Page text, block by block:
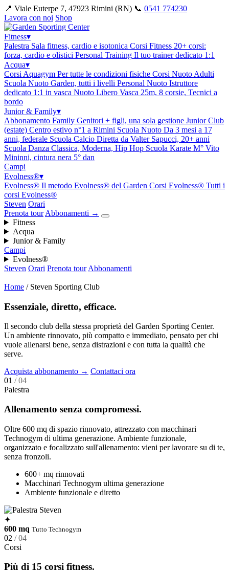
📍 Viale Euterpe 7, 47923 Rimini (RN) 📞 0541 774230
Lavora con noi Shop
Fitness▾
Palestra Sala fitness, cardio e isotonica Corsi Fitness 20+ corsi:
forza, cardio e olistici Personal Training Il tuo trainer dedicato 1:1
Acqua▾
Corsi Aquagym Per tutte le condizioni fisiche Corsi Nuoto Adulti
Scuola Nuoto Garden, tutti i livelli Personal Nuoto Istruttore
dedicato 1:1 in vasca Nuoto Libero Vasca 25m, 8 corsie, Tecnici a
bordo
Junior & Family▾
Abbonamento Family Genitori + figli, una sola gestione Junior Club
(estate) Centro estivo n°1 a Rimini Scuola Nuoto Da 3 mesi a 17
anni, federale Scuola Calcio Diretta da Valter Sapucci, 20+ anni
Scuola Danza Classica, Moderna, Hip Hop Scuola Karate M° Vito
Mininni, cintura nera 5° dan
Campi
Evolness®▾
Evolness® Il metodo Evolness® del Garden Corsi Evolness® Tutti i
corsi Evolness®
Steven Orari
Prenota tour Abbonamenti →
Fitness
Acqua
Junior & Family
Campi
Evolness®
Steven Orari Prenota tour Abbonamenti
Home / Steven Sporting Club
Essenziale, diretto, efficace.
Il secondo club della stessa proprietà del Garden Sporting Center.
Un ambiente rinnovato, più compatto e immediato, pensato per chi
vuole allenarsi bene, senza distrazioni e con tutta la qualità che
serve.
Acquista abbonamento → Contattaci ora
01 / 04
Palestra
Allenamento senza compromessi.
Oltre 600 mq di spazio rinnovato, attrezzato con macchinari
Technogym di ultima generazione. Ambiente funzionale,
organizzato e focalizzato sull'allenamento: vieni per lavorare su di te,
senza fronzoli.
600+ mq rinnovati
Macchinari Technogym ultima generazione
Ambiente funzionale e diretto
✦
600 mq Tutto Technogym
02 / 04
Corsi
Più di 15 corsi fitness.